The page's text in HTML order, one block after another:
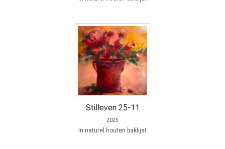
Stilleven 25-11
2025
In naturel houten baklijst